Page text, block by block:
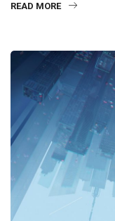
READ MORE